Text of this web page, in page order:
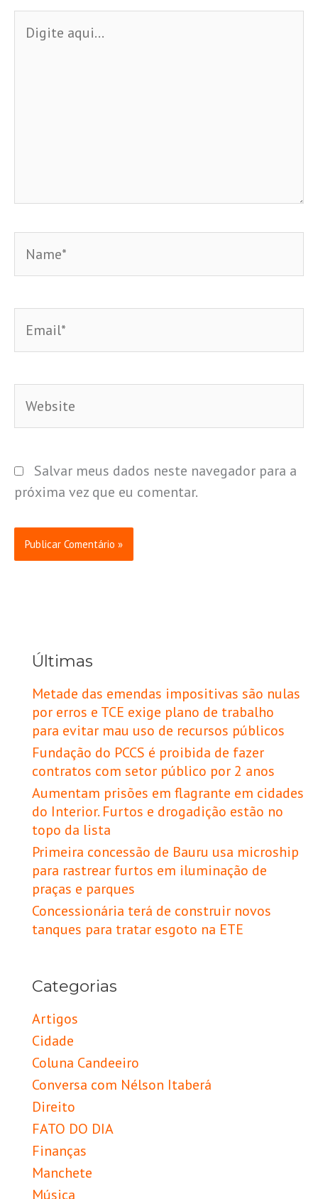
aqui...
Salvar meus dados neste navegador para a
próxima vez que eu comentar.
Últimas
Metade das emendas impositivas são nulas
por erros e TCE exige plano de trabalho
para evitar mau uso de recursos públicos
Fundação do PCCS é proibida de fazer
contratos com setor público por 2 anos
Aumentam prisões em flagrante em cidades
do Interior. Furtos e drogadição estão no
topo da lista
Primeira concessão de Bauru usa microship
para rastrear furtos em iluminação de
praças e parques
Concessionária terá de construir novos
tanques para tratar esgoto na ETE
Categorias
Artigos
Cidade
Coluna Candeeiro
Conversa com Nélson Itaberá
Direito
FATO DO DIA
Finanças
Manchete
Música